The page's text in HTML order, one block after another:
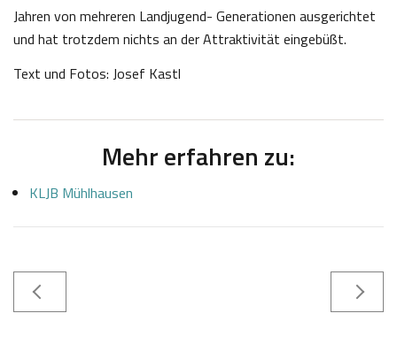
Jahren von mehreren Landjugend- Generationen ausgerichtet
und hat trotzdem nichts an der Attraktivität eingebüßt.
Text und Fotos: Josef Kastl
Mehr erfahren zu:
KLJB Mühlhausen